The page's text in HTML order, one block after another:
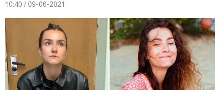
გიგა ავალიანის საქმეზე ნია იმნაძეს და
ანასტასია ბერუაშვილს ბრალდება
წარუდგინეს
10:40 / 09-06-2021